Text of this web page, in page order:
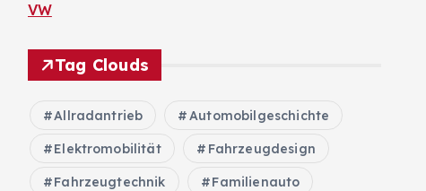
VW
Tag Clouds
Allradantrieb Automobilgeschichte
Elektromobilität Fahrzeugdesign
Fahrzeugtechnik Familienauto